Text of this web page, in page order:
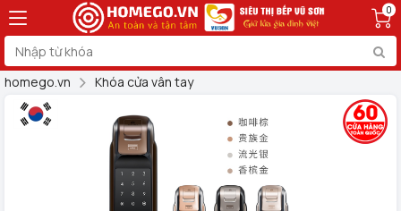
0
homego.vn Khóa cửa vân tay